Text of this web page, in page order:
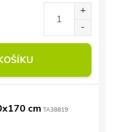
cm TA38819